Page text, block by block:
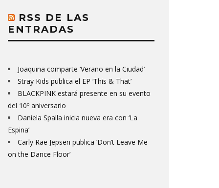
RSS DE LAS
ENTRADAS
Joaquina comparte ‘Verano en la Ciudad’
Stray Kids publica el EP ‘This & That’
BLACKPINK estará presente en su evento
del 10º aniversario
Daniela Spalla inicia nueva era con ‘La
Espina’
Carly Rae Jepsen publica ‘Don’t Leave Me
on the Dance Floor’